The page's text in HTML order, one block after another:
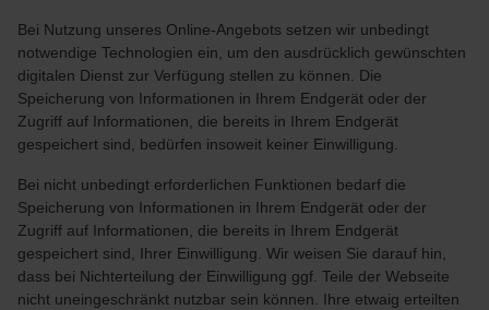
Bei Nutzung unseres Online-Angebots setzen wir unbedingt
notwendige Technologien ein, um den ausdrücklich gewünschten
digitalen Dienst zur Verfügung stellen zu können. Die
Speicherung von Informationen in Ihrem Endgerät oder der
Zugriff auf Informationen, die bereits in Ihrem Endgerät
gespeichert sind, bedürfen insoweit keiner Einwilligung.
Bei nicht unbedingt erforderlichen Funktionen bedarf die
Speicherung von Informationen in Ihrem Endgerät oder der
Zugriff auf Informationen, die bereits in Ihrem Endgerät
gespeichert sind, Ihrer Einwilligung. Wir weisen Sie darauf hin,
dass bei Nichterteilung der Einwilligung ggf. Teile der Webseite
nicht uneingeschränkt nutzbar sein können. Ihre etwaig erteilten